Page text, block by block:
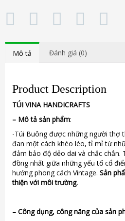
Mô tả Đánh giá (0)
Product Description
TÚI VINAHANDICRAFTS
– Mô tả sản phẩm:
-Túi Buông được những người thợ
đan một cách khéo léo, tỉ mỉ từ
đảm bảo độ dẻo dai và chắc chắn.
đồng nhất giữa những yếu tố cổ
hướng phong cách Vintage. Sản
thiện với môi trường.
– Công dụng, công năng của sản